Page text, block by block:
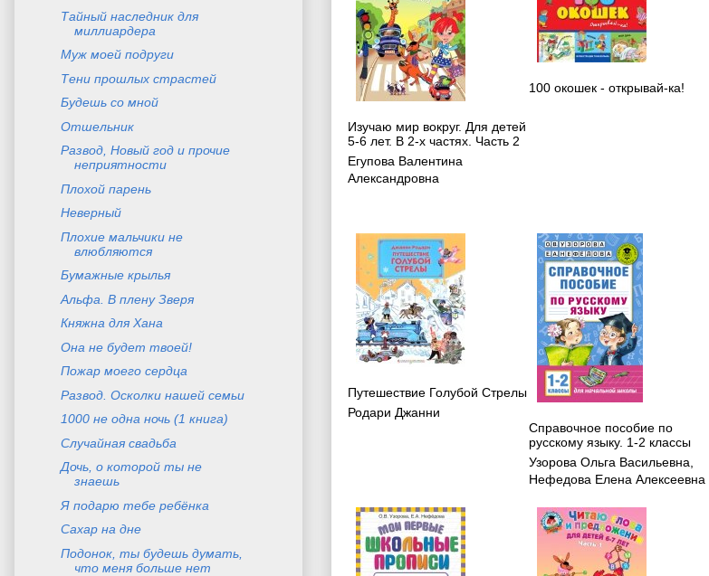
Изучаю мир вокруг. Для детей
5-6 лет. В 2-х частях. Часть 2
Егупова Валентина
Александровна
100 окошек - открывай-ка!
Путешествие Голубой Стрелы
Родари Джанни
Справочное пособие по
русскому языку. 1-2 классы
Узорова Ольга Васильевна
Нефедова Елена Алексеевна
Тайный наследник для
миллиардера
Муж моей подруги
Тени прошлых страстей
Будешь со мной
Отшельник
Развод, Новый год и прочие
неприятности
Плохой парень
Неверный
Плохие мальчики не
влюбляются
Бумажные крылья
Альфа. В плену Зверя
Княжна для Хана
Она не будет твоей!
Пожар моего сердца
Развод. Осколки нашей семьи
1000 не одна ночь (1 книга)
Случайная свадьба
Дочь, о которой ты не
знаешь
Я подарю тебе ребёнка
Сахар на дне
Подонок, ты будешь думать,
что меня больше нет